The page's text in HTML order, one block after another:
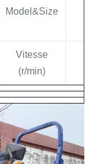
Model&Size
Vitesse
(r/min)